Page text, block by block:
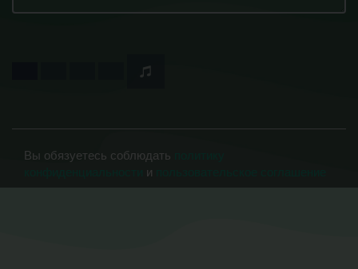
Вы обязуетесь соблюдать
и